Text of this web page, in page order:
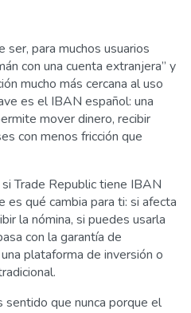
ser, para muchos usuarios
con una cuenta extranjera” y
mucho más cercana al uso
es el IBAN español: una
mover dinero, recibir
con menos fricción que
Trade Republic tiene IBAN
es qué cambia para ti: si afecta
la nómina, si puedes usarla
con la garantía de
plataforma de inversión o
que nunca porque el